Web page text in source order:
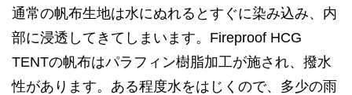
通常の帆布生地は水にぬれるとすぐに染み込み、内
部に浸透してきてしまいます。Fireproof HCG
TENTの帆布はパラフィン樹脂加工が施され、撥水
性があります。ある程度水をはじくので、多少の雨